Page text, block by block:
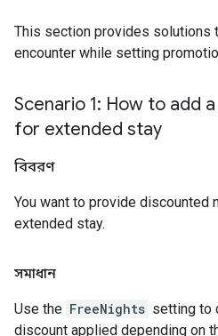
This section provides solutions
encounter while setting
Scenario 1: How to add
for extended stay
বিবরণ
You want to provide discounted
extended stay.
সমাধান
Use the FreeNights setting to
discount applied depending on